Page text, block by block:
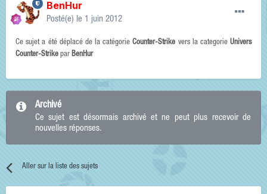
BenHur
Posté(e) le 1 juin 2012
Ce sujet a été déplacé de la catégorieCounter-Strike vers la categorieUnivers
Counter-Strike par BenHur
Archivé
Ce sujet est désormais archivé et ne peut plus recevoir de
nouvelles réponses.
Aller sur la liste des sujets